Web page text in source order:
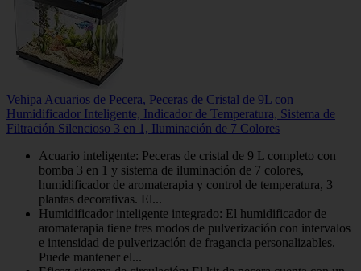
Vehipa Acuarios de Pecera, Peceras de Cristal de 9L con
Humidificador Inteligente, Indicador de Temperatura, Sistema de
Filtración Silencioso 3 en 1, Iluminación de 7 Colores
Acuario inteligente: Peceras de cristal de 9 L completo con
bomba 3 en 1 y sistema de iluminación de 7 colores,
humidificador de aromaterapia y control de temperatura, 3
plantas decorativas. El...
Humidificador inteligente integrado: El humidificador de
aromaterapia tiene tres modos de pulverización con intervalos
e intensidad de pulverización de fragancia personalizables.
Puede mantener el...